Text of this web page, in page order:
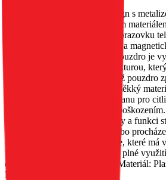
Toto pouzdro má původní design s
Vnější strana je obšita třpytivým
měkký materiál, který chrání obrazovku
Obsahuje kapsu na dokumenty a
v několika různých barvách. Pouzdro je
materiálu s metalizovanou strukturou,
světla. Okraje jsou zesíleny, což pouzdro
originalitu. Uvnitř je umístěn měkký
který poskytuje vynikající ochranu pro
před poškrábáním a drobným
praktickou kapsu na dokumenty a funkci
užitečné při sledování filmů nebo
umístěn v silikonovém pouzdře, které má
funkční tlačítka, což umožňuje plné
dostupné v několika barvách. Materiál:
Magnet.